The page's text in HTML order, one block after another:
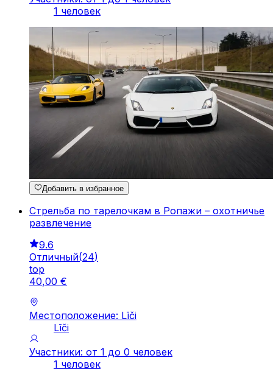
1 человек
Добавить в избранное
Стрельба по тарелочкам в Ропажи – охотничье
развлечение
9.6
Отличный(24)
top
40,00 €
Местоположение: Līči
Līči
Участники: от 1 до 0 человек
1 человек